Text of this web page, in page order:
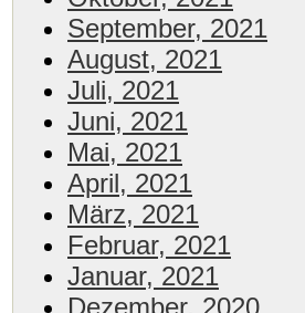
September, 2021
August, 2021
Juli, 2021
Juni, 2021
Mai, 2021
April, 2021
März, 2021
Februar, 2021
Januar, 2021
Dezember, 2020